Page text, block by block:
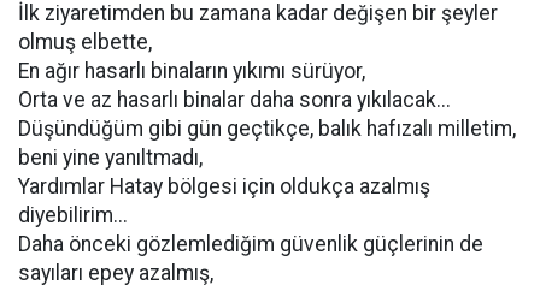
İlk ziyaretimden bu zamana kadar değişen bir şeyler
olmuş elbette,
En ağır hasarlı binaların yıkımı sürüyor,
Orta ve az hasarlı binalar daha sonra yıkılacak...
Düşündüğüm gibi gün geçtikçe, balık hafızalı milletim,
beni yine yanıltmadı,
Yardımlar Hatay bölgesi için oldukça azalmış
diyebilirim...
Daha önceki gözlemlediğim güvenlik güçlerinin de
sayıları epey azalmış,